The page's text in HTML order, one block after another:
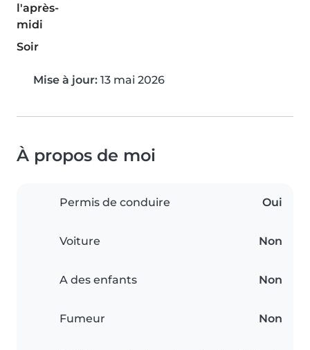
l'après-
midi
Soir
Mise à jour: 13 mai 2026
À propos de moi
Permis de conduire Oui
Voiture Non
A des enfants Non
Fumeur Non